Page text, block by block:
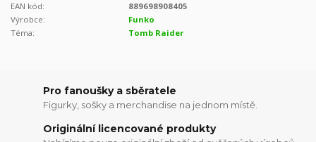
EAN kód:
889698908405
Výrobce:
Funko
Téma:
Tomb Raider
Pro fanoušky a sběratele
Figurky, sošky a merchandise na jednom místě.
Originální licencované produkty